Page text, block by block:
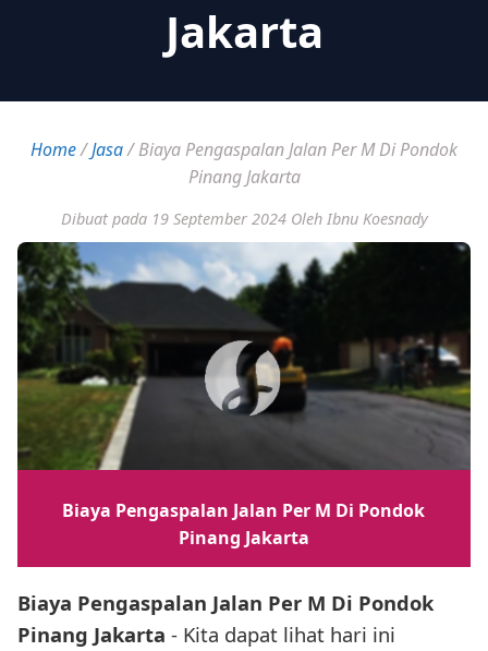
Jakarta
Home/Jasa/Biaya Pengaspalan Jalan Per M Di Pondok
Pinang Jakarta
Dibuat pada 19 September 2024 Oleh Ibnu Koesnady
Biaya Pengaspalan Jalan Per M Di Pondok
Pinang Jakarta
Biaya Pengaspalan Jalan Per M Di Pondok
Pinang Jakarta - Kita dapat lihat hari ini